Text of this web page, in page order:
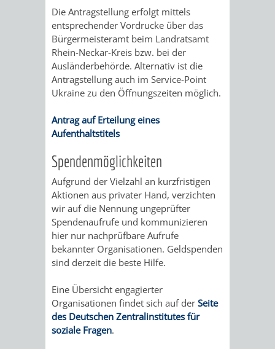
KLIMAFITKOMMUNALE
WÄRMEPLANUNG
GEFÖRDERTE
KLIMASCHUTZMASSNAHMEN
KLIMASCHUTZKONZEPT
ENERGIEMANAGEMENT
KLIMASCHUTZKOMMISSION
ENERGIEKARAWANE
GEWERBE
PLASTIKTÜTENFREIE
EINKAUFSSTADT
EVENTS
GEMEINSAME
AKTIONSREIHE
GUT
KLIMASCHUTZ-
NETZWERK
ALTLASTEN
FAIRTRADE
KLEIDERTAUSCHBÖRSE
Die Antragstellung erfolgt mittels
entsprechender Vordrucke über das
Bürgermeisteramt beim Landratsamt
Rhein-Neckar-Kreis bzw. bei der
Ausländerbehörde. Alternativ ist die
Antragstellung auch im Service-Point
Ukraine zu den Öffnungszeiten möglich.
Antrag auf Erteilung eines
Aufenthaltstitels
Spendenmöglichkeiten
Aufgrund der Vielzahl an kurzfristigen
Aktionen aus privater Hand, verzichten
wir auf die Nennung ungeprüfter
Spendenaufrufe und kommunizieren
hier nur nachprüfbare Aufrufe
bekannter Organisationen. Geldspenden
sind derzeit die beste Hilfe.
Eine Übersicht engagierter
Organisationen findet sich auf der Seite
des Deutschen Zentralinstitutes für
soziale Fragen.